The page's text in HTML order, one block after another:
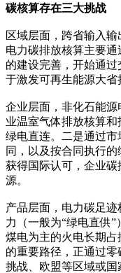
碳核算存在三大挑战
区域层面，跨省输入
电力碳排放核算主要
的建设完善，开始通
于激发可再生能源大省
企业层面，非化石能
业温室气体排放核算
绿电直连。二是通过
同，以及按合同执行
获得国际认可，企业
源。
产品层面，电力碳足
力（一般为“绿电直供
煤电为主的火电长期
的重要路径，正通过
挑战、欧盟等区域或国